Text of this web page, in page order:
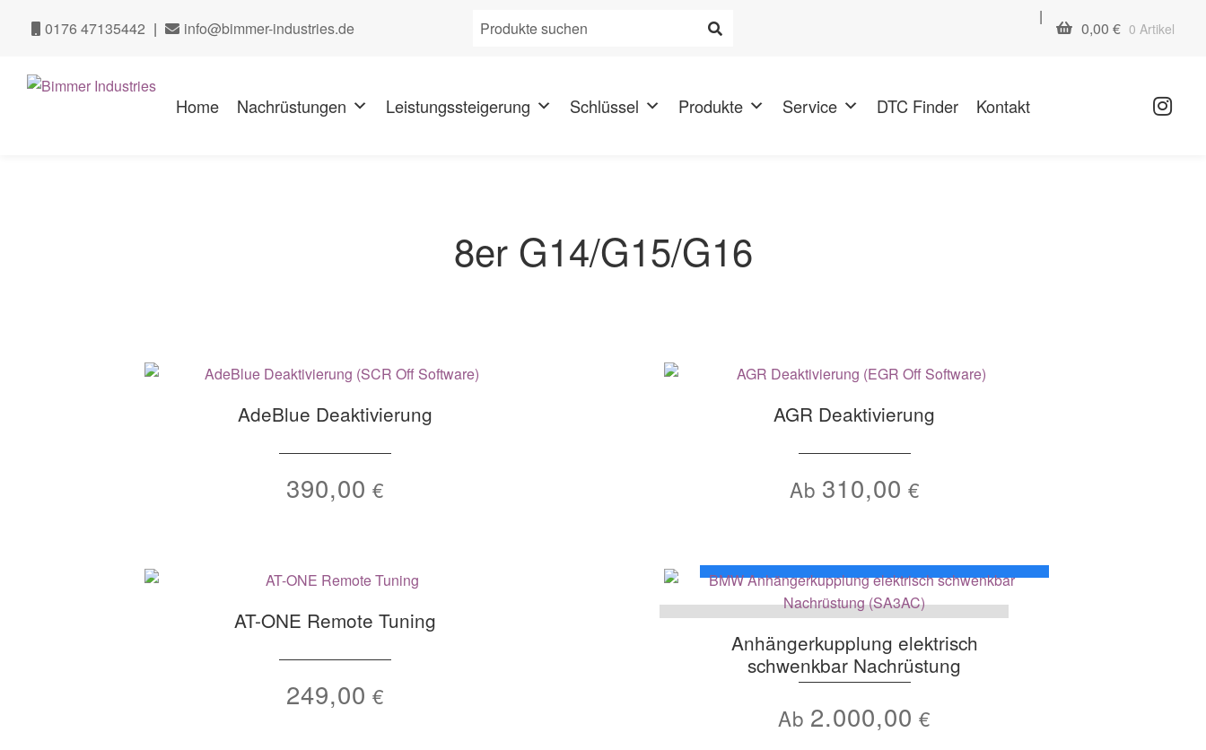
0176 47135442 | info@bimmer-industries.de
Produkt
|
0,00 € 0 Artikel
Navigation
Inhalt
Home Nachrüstungen Leistungssteigerung Schlüssel Produkte Service DTC Finder Kontakt
8er G14/G15/G16
AdeBlue Deaktivierung
390,00 €
AGR Deaktivierung
Ab 310,00 €
AT-ONE Remote Tuning
249,00 €
Anhängerkupplung elektrisch
schwenkbar Nachrüstung
Ab 2.000,00 €